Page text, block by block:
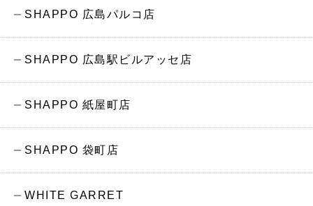
SHAPPO 広島パルコ店
SHAPPO 広島駅ビルアッセ店
SHAPPO 紙屋町店
SHAPPO 袋町店
WHITE GARRET